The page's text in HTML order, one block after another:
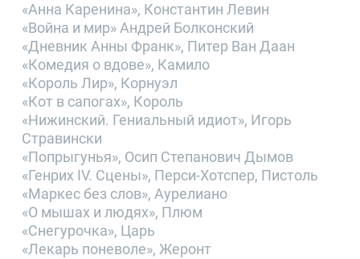
«Анна Каренина», Константин Левин
«Война и мир» Андрей Болконский
«Дневник Анны Франк», Питер Ван Даан
«Комедия о вдове», Камило
«Король Лир», Корнуэл
«Кот в сапогах», Король
«Нижинский. Гениальный идиот», Игорь
Стравински
«Попрыгунья», Осип Степанович Дымов
«Генрих IV. Сцены», Перси-Хотспер, Пистоль
«Маркес без слов», Аурелиано
«О мышах и людях», Плюм
«Снегурочка», Царь
«Лекарь поневоле», Жеронт